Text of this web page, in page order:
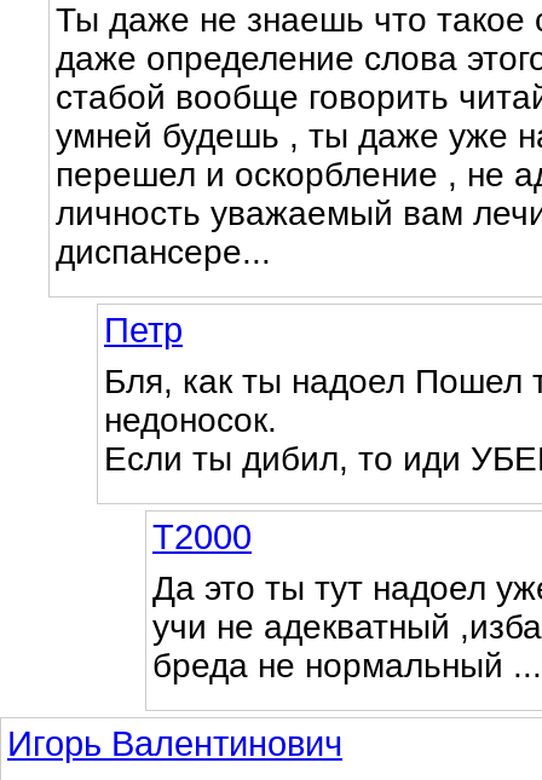
Ты даже не знаешь что такое
даже определение слова
стабой вообще говорить
умней будешь , ты даже уже
перешел и оскорбление , не
личность уважаемый вам
диспансере...
Петр
Бля, как ты надоел
недоносок.
Если ты дибил, то иди
Т2000
Да это ты тут надоел
учи не адекватный
бреда не нормальный ...
Игорь Валентинович